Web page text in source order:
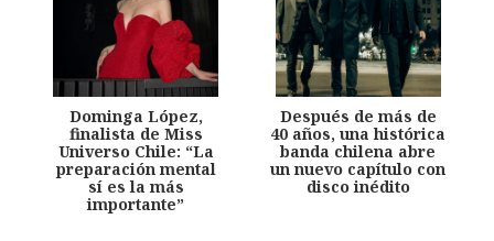
Dominga López,
finalista de Miss
Universo Chile: “La
preparación mental
sí es la más
importante”
Después de más de
40 años, una histórica
banda chilena abre
un nuevo capítulo con
disco inédito